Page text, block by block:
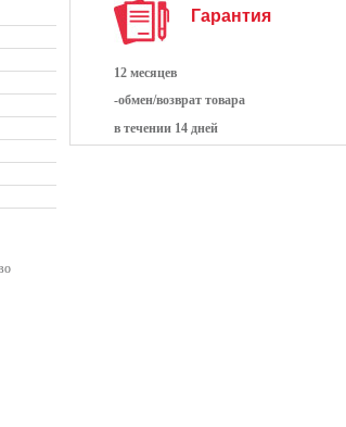
Гарантия
12 месяцев
-обмен/возврат товара
в течении 14 дней